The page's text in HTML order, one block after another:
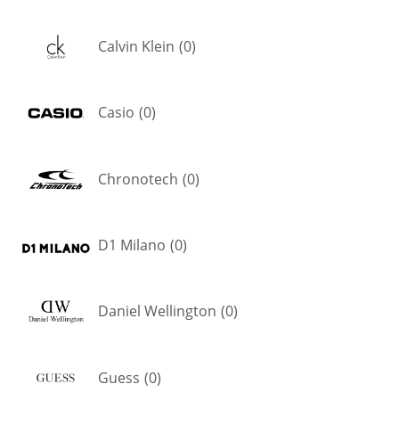
Calvin Klein (0)
Casio (0)
Chronotech (0)
D1 Milano (0)
Daniel Wellington (0)
Guess (0)